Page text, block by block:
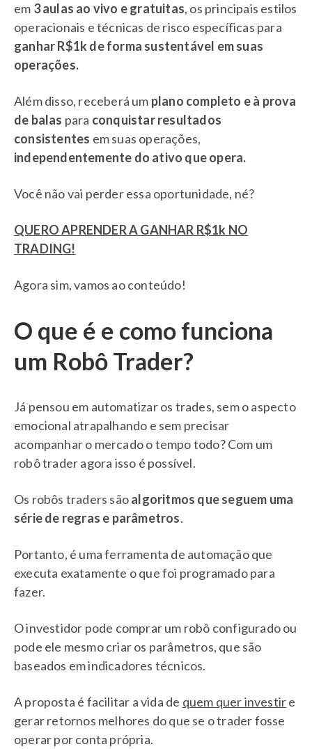
em 3 aulas ao vivo e gratuitas, os principais estilos
operacionais e técnicas de risco específicas para
ganhar R$1k de forma sustentável em suas
operações.
Além disso, receberá um plano completo e à prova
de balas para conquistar resultados
consistentes em suas operações,
independentemente do ativo que opera.
Você não vai perder essa oportunidade, né?
QUERO APRENDER A GANHAR R$1k NO
TRADING!
Agora sim, vamos ao conteúdo!
O que é e como funciona
um Robô Trader?
Já pensou em automatizar os trades, sem o aspecto
emocional atrapalhando e sem precisar
acompanhar o mercado o tempo todo? Com um
robô trader agora isso é possível.
Os robôs traders sãoalgoritmos que seguem uma
série de regras e parâmetros.
Portanto, é uma ferramenta de automação que
executa exatamente o que foi programado para
fazer.
O investidor pode comprar um robô configurado ou
pode ele mesmo criar os parâmetros, que são
baseados em indicadores técnicos.
A proposta é facilitar a vida de quem quer investire
gerar retornos melhores do que se o trader fosse
operar por conta própria.